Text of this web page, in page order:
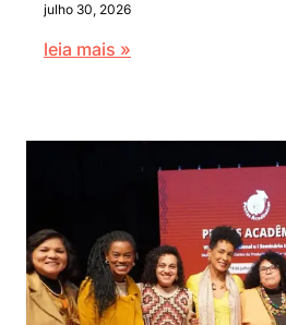
julho 30, 2026
leia mais »